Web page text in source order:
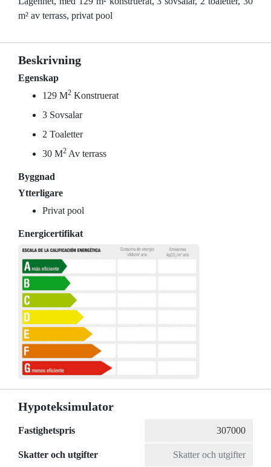
m² av terrass, privat pool
Beskrivning
Egenskap
129 M2 Konstruerat
3 Sovsalar
2 Toaletter
30 M2 Av terrass
Byggnad
Ytterligare
Privat pool
Energicertifikat
Hypoteksimulator
Fastighetspris
Skatter och utgifter